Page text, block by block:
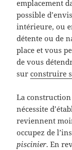
emplacement
possible
intérieure, ou
détente ou de
place et vous
de vous
surconstruire
La
nécessite
reviennent
occupez de
piscinier. En